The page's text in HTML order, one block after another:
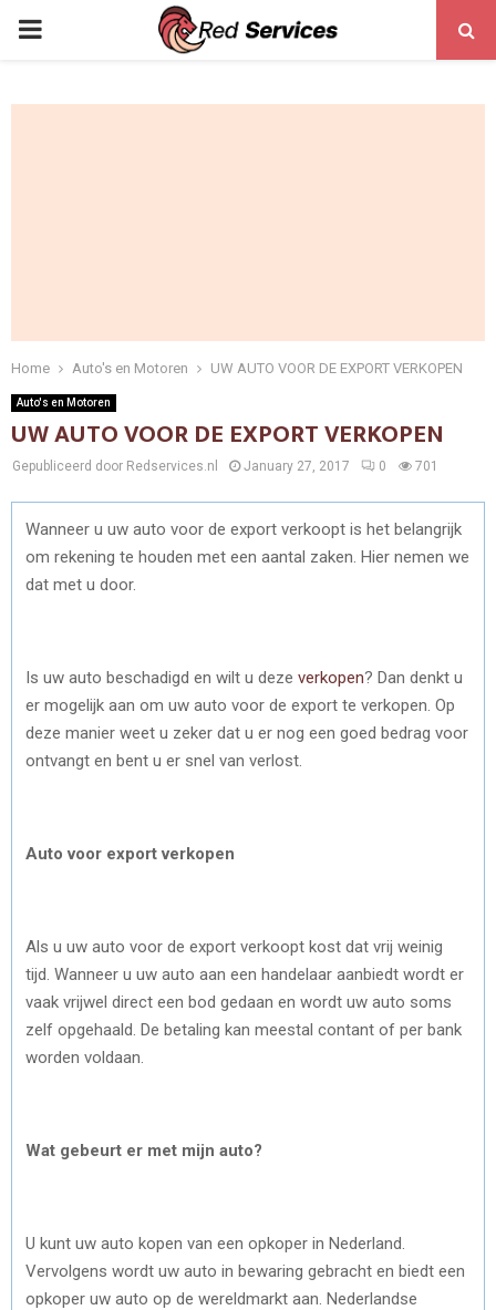
PRIMARY
Home Auto's en Motoren UW AUTO VOOR DE EXPORT VERKOPEN
Auto's en Motoren
UW AUTO VOOR DE EXPORT VERKOPEN
Gepubliceerd door Redservices.nl January 27, 2017 0 701
Wanneer u uw auto voor de export verkoopt is het belangrijk
om rekening te houden met een aantal zaken. Hier nemen we
dat met u door.
Is uw auto beschadigd en wilt u deze verkopen? Dan denkt u
er mogelijk aan om uw auto voor de export te verkopen. Op
deze manier weet u zeker dat u er nog een goed bedrag voor
ontvangt en bent u er snel van verlost.
Auto voor export verkopen
Als u uw auto voor de export verkoopt kost dat vrij weinig
tijd. Wanneer u uw auto aan een handelaar aanbiedt wordt er
vaak vrijwel direct een bod gedaan en wordt uw auto soms
zelf opgehaald. De betaling kan meestal contant of per bank
worden voldaan.
Wat gebeurt er met mijn auto?
U kunt uw auto kopen van een opkoper in Nederland.
Vervolgens wordt uw auto in bewaring gebracht en biedt een
opkoper uw auto op de wereldmarkt aan. Nederlandse